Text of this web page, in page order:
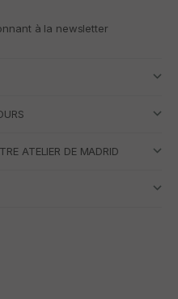
à la newsletter
ATELIER DE MADRID